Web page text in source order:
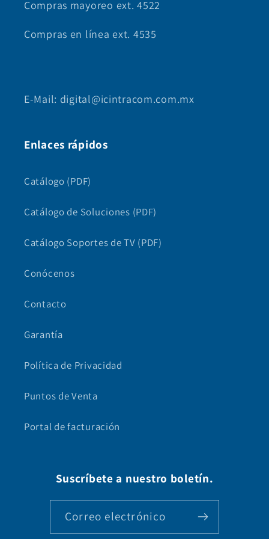
Compras mayoreo ext. 4522
Compras en línea ext. 4535
E-Mail: digital@icintracom.com.mx
Enlaces rápidos
Catálogo (PDF)
Catálogo de Soluciones (PDF)
Catálogo Soportes de TV (PDF)
Conócenos
Contacto
Garantía
Política de Privacidad
Puntos de Venta
Portal de facturación
Suscríbete a nuestro boletín.
Correo electrónico